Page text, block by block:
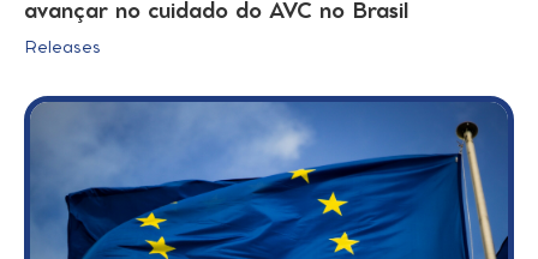
avançar no cuidado do AVC no Brasil
Releases